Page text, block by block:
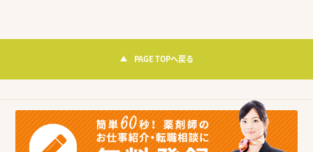
PAGE TOPへ戻る